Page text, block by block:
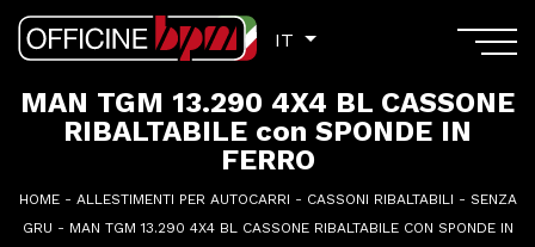
IT
MAN TGM 13.290 4X4 BL CASSONE
RIBALTABILE con SPONDE IN
FERRO
HOME- ALLESTIMENTI PER AUTOCARRI - CASSONI RIBALTABILI - SENZA
GRU - MAN TGM 13.290 4X4 BL CASSONE RIBALTABILE CON SPONDE IN